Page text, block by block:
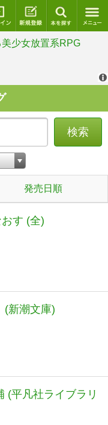
ログイン 新規登録
検索
発売日順
す (全)
(新潮文庫)
(平凡社ライブラリ